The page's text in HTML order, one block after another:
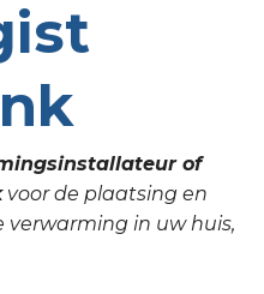
of
voor de plaatsing en
in uw huis,